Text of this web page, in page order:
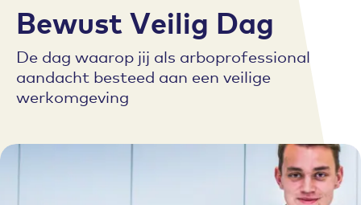
Bewust Veilig Dag
De dag waarop jij als arboprofessional
aandacht besteed aan een veilige
werkomgeving